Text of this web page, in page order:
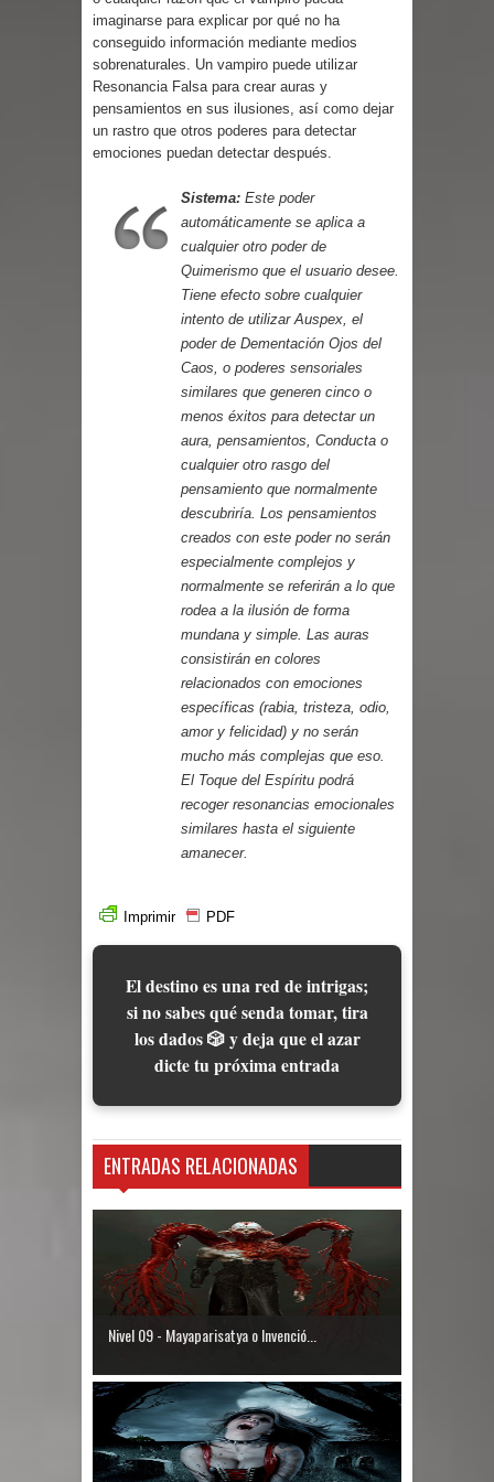
Parte 03: Reflexiones
imaginarse para explicar por qué no ha
conseguido información mediante medios
sobrenaturales. Un vampiro puede utilizar
Resonancia Falsa para crear auras y
pensamientos en sus ilusiones, así como dejar
un rastro que otros poderes para detectar
emociones puedan detectar después.
Sistema: Este poder
automáticamente se aplica a
cualquier otro poder de
Quimerismo que el usuario desee.
Tiene efecto sobre cualquier
intento de utilizar Auspex, el
poder de Dementación Ojos del
Caos, o poderes sensoriales
similares que generen cinco o
menos éxitos para detectar un
aura, pensamientos, Conducta o
cualquier otro rasgo del
pensamiento que normalmente
descubriría. Los pensamientos
creados con este poder no serán
especialmente complejos y
normalmente se referirán a lo que
rodea a la ilusión de forma
mundana y simple. Las auras
consistirán en colores
relacionados con emociones
específicas (rabia, tristeza, odio,
amor y felicidad) y no serán
mucho más complejas que eso.
El Toque del Espíritu podrá
recoger resonancias emocionales
similares hasta el siguiente
amanecer.
Imprimir PDF
El destino es una red de intrigas;
si no sabes qué senda tomar, tira
los dados 🎲 y deja que el azar
dicte tu próxima entrada
ENTRADAS RELACIONADAS
Nivel 09 - Mayaparisatya o Invenció...